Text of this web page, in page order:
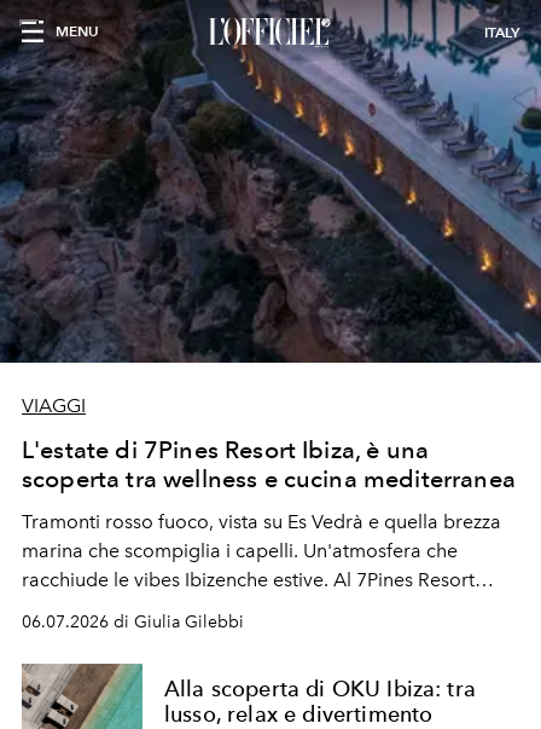
MENU ITALY
VIAGGI
L'estate di 7Pines Resort Ibiza, è una
scoperta tra wellness e cucina mediterranea
Tramonti rosso fuoco, vista su Es Vedrà e quella brezza
marina che scompiglia i capelli. Un'atmosfera che
racchiude le vibes Ibizenche estive. Al 7Pines Resort
Ibiza, benessere e gastronomia si incontrano per
06.07.2026 di Giulia Gilebbi
Alla scoperta di OKU Ibiza: tra
lusso, relax e divertimento